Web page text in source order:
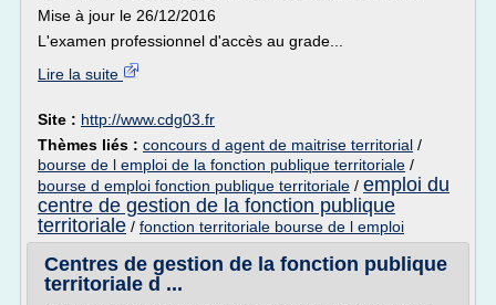
Mise à jour le 26/12/2016
L'examen professionnel d'accès au grade...
Lire la suite
Site : http://www.cdg03.fr
Thèmes liés : concours d agent de maitrise territorial /
bourse de l emploi de la fonction publique territoriale /
bourse d emploi fonction publique territoriale / emploi du
centre de gestion de la fonction publique
territoriale / fonction territoriale bourse de l emploi
Centres de gestion de la fonction publique
territoriale d ...